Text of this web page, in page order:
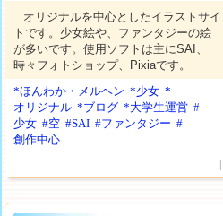
オリジナルを中心としたイラストサイ
トです。少女絵や、ファンタジーの絵
が多いです。使用ソフトは主にSAI、
時々フォトショップ、Pixiaです。
*ほんわか・メルヘン *少女 *
オリジナル *ブログ *大学生運営 #
少女 #空 #SAI #ファンタジー #
創作中心 ...